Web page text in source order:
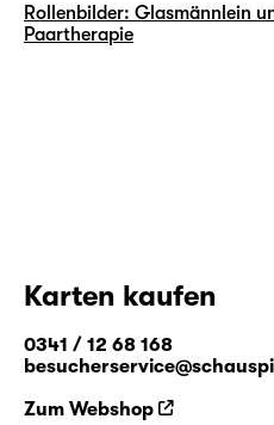
Rollenbilder: Glasmännlein
Paartherapie
Karten kaufen
0341 / 12 68 168
Zum Webshop